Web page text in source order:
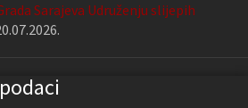
Sarajeva Udruženju slijepih